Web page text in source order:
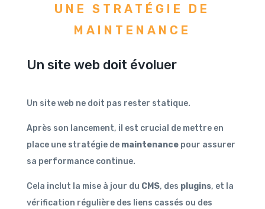
UNE STRATÉGIE DE
MAINTENANCE
Un site web doit évoluer
Un site web ne doit pas rester statique.
Après son lancement, il est crucial de mettre en
place une stratégie de maintenancepour assurer
sa performance continue.
Cela inclut la mise à jour du CMS, des plugins, et la
vérification régulière des liens cassés ou des